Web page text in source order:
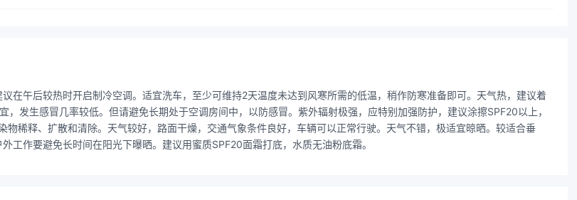
在午后较热时开启制冷空调。适宜洗车，至少可维持2天温度未达到风寒所需的低温，稍作防寒准备即可。天气热，建议着
发生感冒几率较低。但请避免长期处于空调房间中，以防感冒。紫外辐射极强，应特别加强防护，建议涂擦SPF20以上，
物稀释、扩散和清除。天气较好，路面干燥，交通气象条件良好，车辆可以正常行驶。天气不错，极适宜晾晒。较适合垂
工作要避免长时间在阳光下曝晒。建议用蜜质SPF20面霜打底，水质无油粉底霜。